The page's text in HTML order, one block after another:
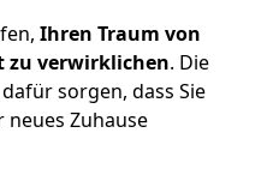
Ihren Traum von
zu verwirklichen. Die
sorgen, dass Sie
neues Zuhause